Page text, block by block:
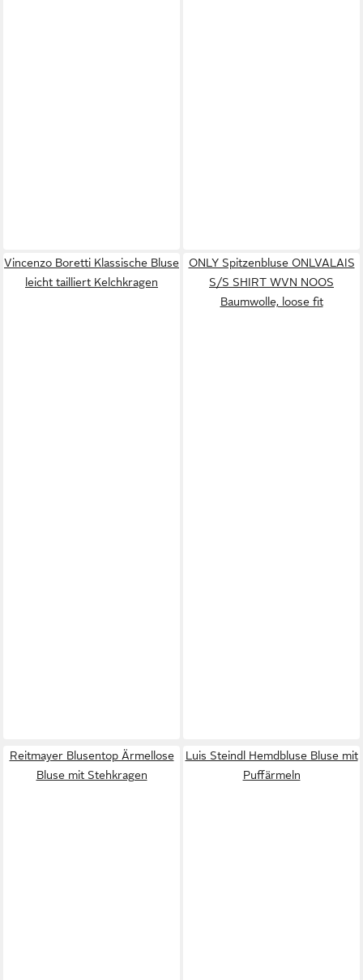
Vincenzo Boretti Klassische Bluse
leicht tailliert Kelchkragen
ONLY Spitzenbluse ONLVALAIS
S/S SHIRT WVN NOOS
Baumwolle, loose fit
Reitmayer Blusentop Ärmellose
Bluse mit Stehkragen
Luis Steindl Hemdbluse Bluse mit
Puffärmeln